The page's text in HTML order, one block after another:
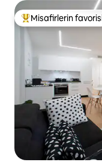
Misafirlerin
Misafirlerin